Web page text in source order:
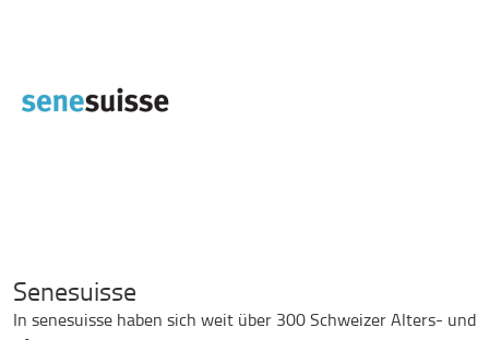
Senesuisse
In senesuisse haben sich weit über 300 Schweizer Alters- und